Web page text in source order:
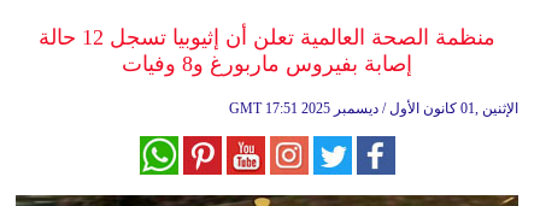
وموسيقى
منظمة الصحة العالمية تعلن أن إثيوبيا تسجل 12 حالة
إصابة بفيروس ماربورغ و8 وفيات
GMT 17:51 2025 الإثنين ,01 كانون الأول / ديسمبر